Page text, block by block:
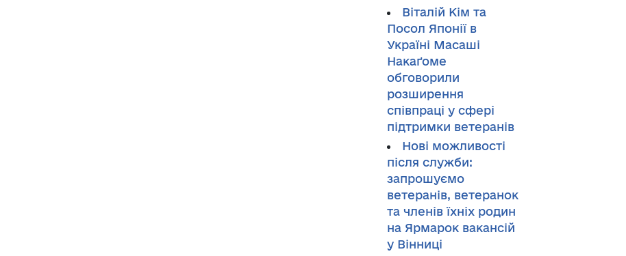
Віталій Кім та
Посол Японії в
Україні Масаші
Накаґоме
обговорили
розширення
співпраці у сфері
підтримки ветеранів
Нові можливості
після служби:
запрошуємо
ветеранів, ветеранок
та членів їхніх родин
на Ярмарок вакансій
у Вінниці